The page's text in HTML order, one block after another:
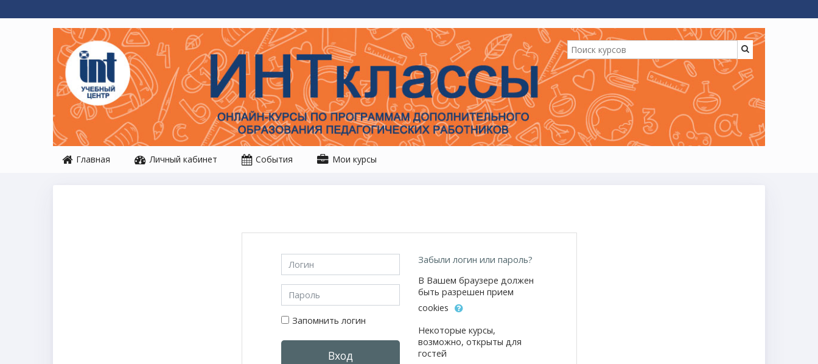
Главная Личный кабинет События Мои курсы
Логин
Пароль
Запомнить логин
Вход
Забыли логин или пароль?
В Вашем браузере должен
быть разрешен прием
cookies
Некоторые курсы,
возможно, открыты для
гостей